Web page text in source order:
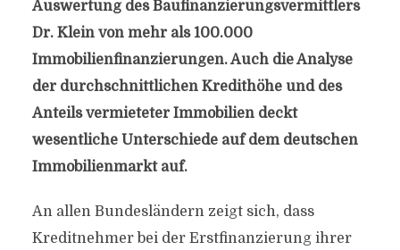
Auswertung des Baufinanzierungsvermittlers
Dr. Klein von mehr als 100.000
Immobilienfinanzierungen. Auch die Analyse
der durchschnittlichen Kredithöhe und des
Anteils vermieteter Immobilien deckt
wesentliche Unterschiede auf dem deutschen
Immobilienmarkt auf.
An allen Bundesländern zeigt sich, dass
Kreditnehmer bei der Erstfinanzierung ihrer